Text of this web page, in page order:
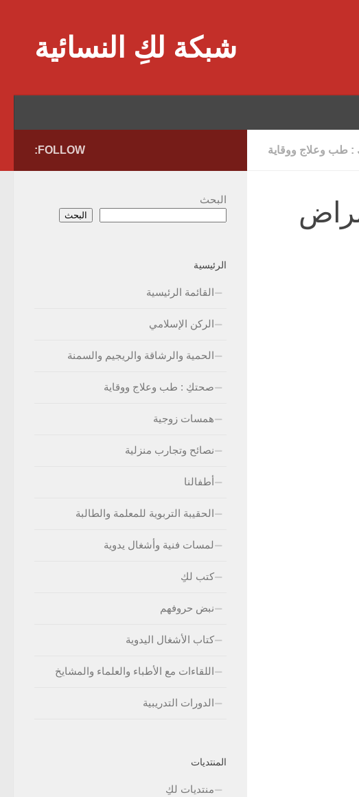
شبكة لكِ النسائية
طب وعلاج ووقاية FOLLOW:
البحث
البحث
الرئيسية
القائمة الرئيسية
الركن الإسلامي
الحمية والرشاقة والريجيم والسمنة
صحتكِ : طب وعلاج ووقاية
همسات زوجية
نصائح وتجارب منزلية
أطفالنا
الحقيبة التربوية للمعلمة والطالبة
لمسات فنية وأشغال يدوية
كتب لكِ
نبض حروفهم
كتاب الأشغال اليدوية
اللقاءات مع الأطباء والعلماء والمشايخ
الدورات التدريبية
المنتديات
منتديات لكِ